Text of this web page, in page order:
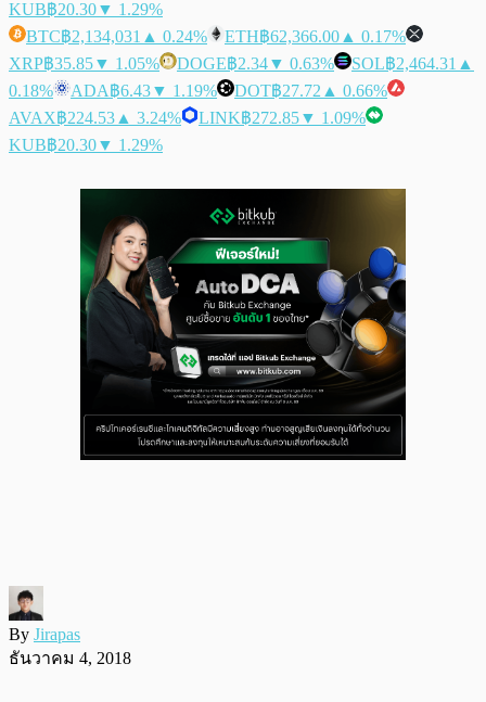
KUB฿20.30▼ 1.29%
BTC฿2,134,031 ▲ 0.24% ETH฿62,366.00 ▲ 0.17%
XRP฿35.85▼ 1.05% DOGE฿2.34▼ 0.63% SOL฿2,464.31 ▲
0.18%
ADA฿6.43▼ 1.19% DOT฿27.72 ▲ 0.66%
AVAX฿224.53 ▲ 3.24% LINK฿272.85▼ 1.09%
KUB฿20.30▼ 1.29%
By Jirapas
ธันวาคม 4, 2018